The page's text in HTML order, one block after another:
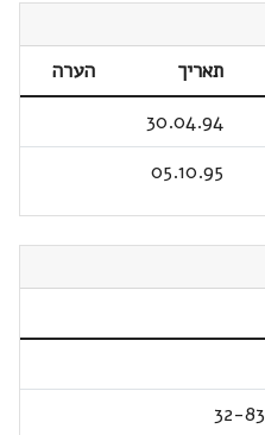
תאריך
הערה
30.04.94
05.10.95
32-83